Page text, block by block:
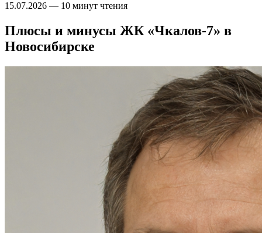
15.07.2026 — 10 минут чтения
Плюсы и минусы ЖК «Чкалов-7» в
Новосибирске